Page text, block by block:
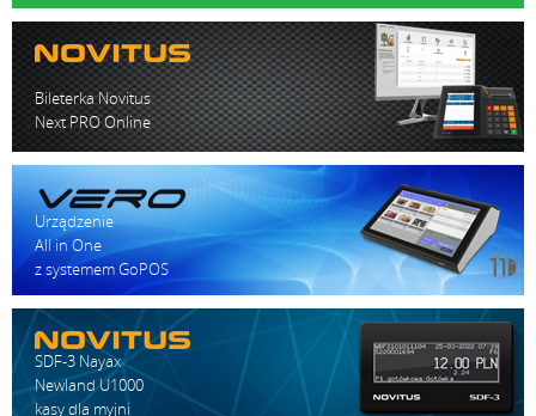
1 x
1 x
Port
Wifi
NFC
Bileterka Novitus
Next PRO Online
Urządzenie
All in One
z systemem GoPOS
SDF-3 Nayax
Newland U1000
kasy dla myjni